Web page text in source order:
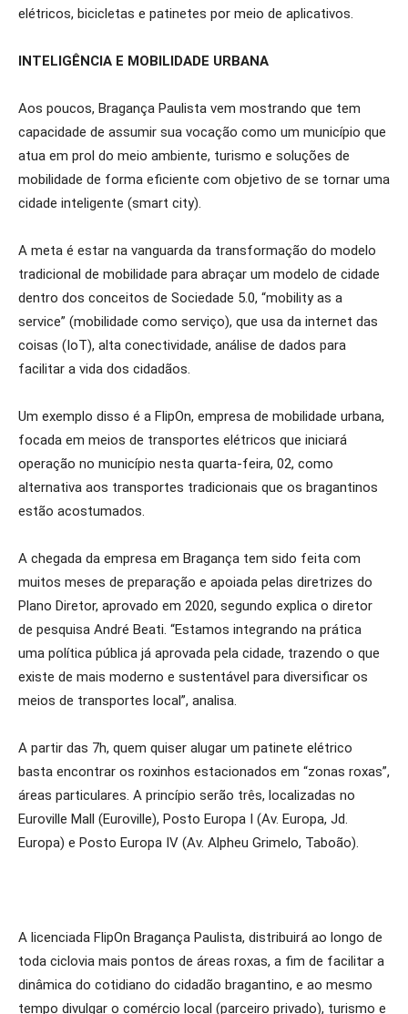
elétricos, bicicletas e patinetes por meio de aplicativos.
INTELIGÊNCIA E MOBILIDADE URBANA
Aos poucos, Bragança Paulista vem mostrando que tem
capacidade de assumir sua vocação como um município que
atua em prol do meio ambiente, turismo e soluções de
mobilidade de forma eficiente com objetivo de se tornar uma
cidade inteligente (smart city).
A meta é estar na vanguarda da transformação do modelo
tradicional de mobilidade para abraçar um modelo de cidade
dentro dos conceitos de Sociedade 5.0, “mobility as a
service” (mobilidade como serviço), que usa da internet das
coisas (IoT), alta conectividade, análise de dados para
facilitar a vida dos cidadãos.
Um exemplo disso é a FlipOn, empresa de mobilidade urbana,
focada em meios de transportes elétricos que iniciará
operação no município nesta quarta-feira, 02, como
alternativa aos transportes tradicionais que os bragantinos
estão acostumados.
A chegada da empresa em Bragança tem sido feita com
muitos meses de preparação e apoiada pelas diretrizes do
Plano Diretor, aprovado em 2020, segundo explica o diretor
de pesquisa André Beati. “Estamos integrando na prática
uma política pública já aprovada pela cidade, trazendo o que
existe de mais moderno e sustentável para diversificar os
meios de transportes local”, analisa.
A partir das 7h, quem quiser alugar um patinete elétrico
basta encontrar os roxinhos estacionados em “zonas roxas”,
áreas particulares. A princípio serão três, localizadas no
Euroville Mall (Euroville), Posto Europa I (Av. Europa, Jd.
Europa) e Posto Europa IV (Av. Alpheu Grimelo, Taboão).
A licenciada FlipOn Bragança Paulista, distribuirá ao longo de
toda ciclovia mais pontos de áreas roxas, a fim de facilitar a
dinâmica do cotidiano do cidadão bragantino, e ao mesmo
tempo divulgar o comércio local (parceiro privado), turismo e